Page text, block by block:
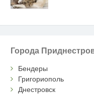
Города
Бендеры
Григориополь
Днестровск